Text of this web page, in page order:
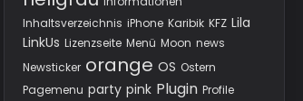
Inhaltsverzeichnis iPhone Karibik KFZ Lila
LinkUs Lizenzseite Menü Moon news
Newsticker orange OS Ostern
Pagemenu party pink Plugin Profile